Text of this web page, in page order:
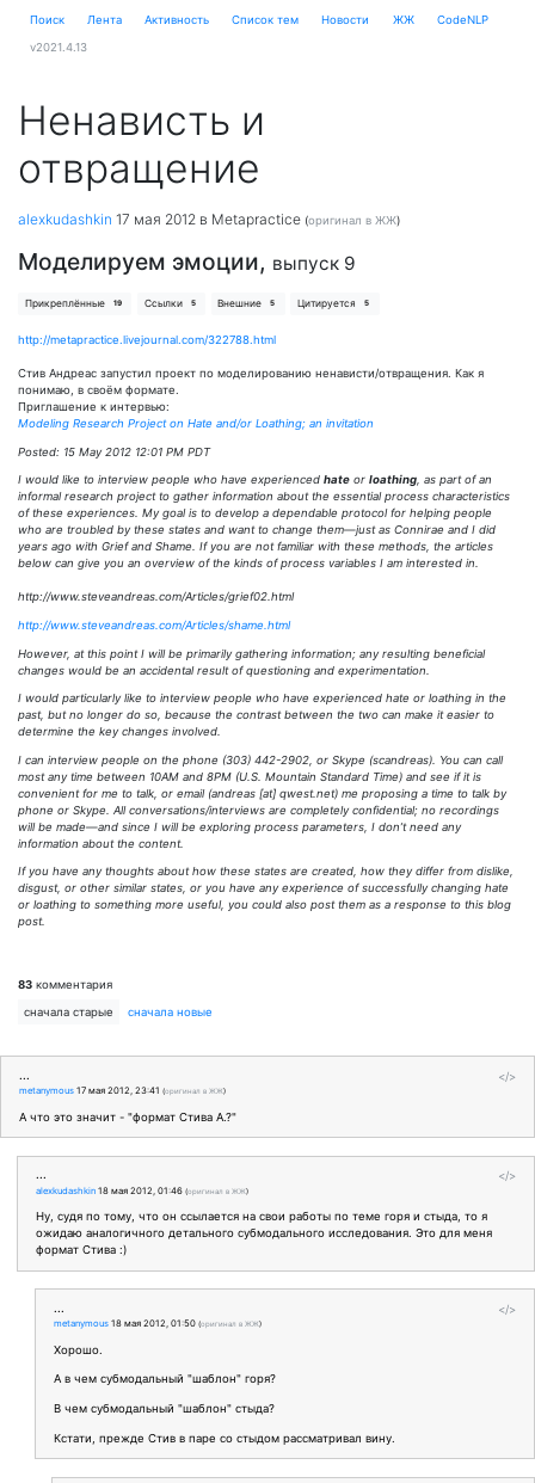
Поиск Лента Активность Cписок тем Новости ЖЖ CodeNLP
v2021.4.13
Ненависть и
отвращение
alexkudashkin 17 мая 2012 в Metapractice (оригинал в ЖЖ)
Моделируем эмоции, выпуск 9
Прикреплённые 19 Ссылки 5 Внешние 5 Цитируется 5
http://metapractice.livejournal.com/322788.html
Стив Андреас запустил проект по моделированию ненависти/отвращения. Как я
понимаю, в своём формате.
Приглашение к интервью:
Modeling Research Project on Hate and/or Loathing; an invitation
Posted: 15 May 2012 12:01 PM PDT
I would like to interview people who have experienced hate or loathing, as part of an
informal research project to gather information about the essential process characteristics
of these experiences. My goal is to develop a dependable protocol for helping people
who are troubled by these states and want to change them—just as Connirae and I did
years ago with Grief and Shame. If you are not familiar with these methods, the articles
below can give you an overview of the kinds of process variables I am interested in.
http://www.steveandreas.com/Articles/grief02.html
http://www.steveandreas.com/Articles/shame.html
However, at this point I will be primarily gathering information; any resulting beneficial
changes would be an accidental result of questioning and experimentation.
I would particularly like to interview people who have experienced hate or loathing in the
past, but no longer do so, because the contrast between the two can make it easier to
determine the key changes involved.
I can interview people on the phone (303) 442-2902, or Skype (scandreas). You can call
most any time between 10AM and 8PM (U.S. Mountain Standard Time) and see if it is
convenient for me to talk, or email (andreas [at] qwest.net) me proposing a time to talk by
phone or Skype. All conversations/interviews are completely confidential; no recordings
will be made—and since I will be exploring process parameters, I don’t need any
information about the content.
If you have any thoughts about how these states are created, how they differ from dislike,
disgust, or other similar states, or you have any experience of successfully changing hate
or loathing to something more useful, you could also post them as a response to this blog
post.
83 комментария
сначала старые сначала новые
</>
...
metanymous 17 мая 2012, 23:41 (оригинал в ЖЖ)
А что это значит - "формат Стива А.?"
</>
...
alexkudashkin 18 мая 2012, 01:46 (оригинал в ЖЖ)
Ну, судя по тому, что он ссылается на свои работы по теме горя и стыда, то я
ожидаю аналогичного детального субмодального исследования. Это для меня
формат Стива :)
</>
...
metanymous 18 мая 2012, 01:50 (оригинал в ЖЖ)
Хорошо.
А в чем субмодальный "шаблон" горя?
В чем субмодальный "шаблон" стыда?
Кстати, прежде Стив в паре со стыдом рассматривал вину.